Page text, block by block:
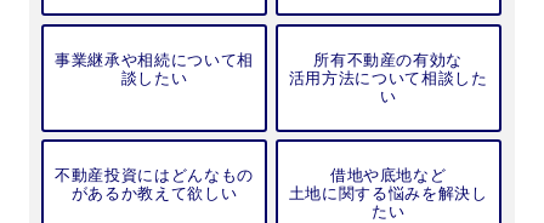
事業継承や相続について相
談したい
所有不動産の有効な
活用方法について相談した
い
不動産投資にはどんなもの
があるか教えて欲しい
借地や底地など
土地に関する悩みを解決し
たい